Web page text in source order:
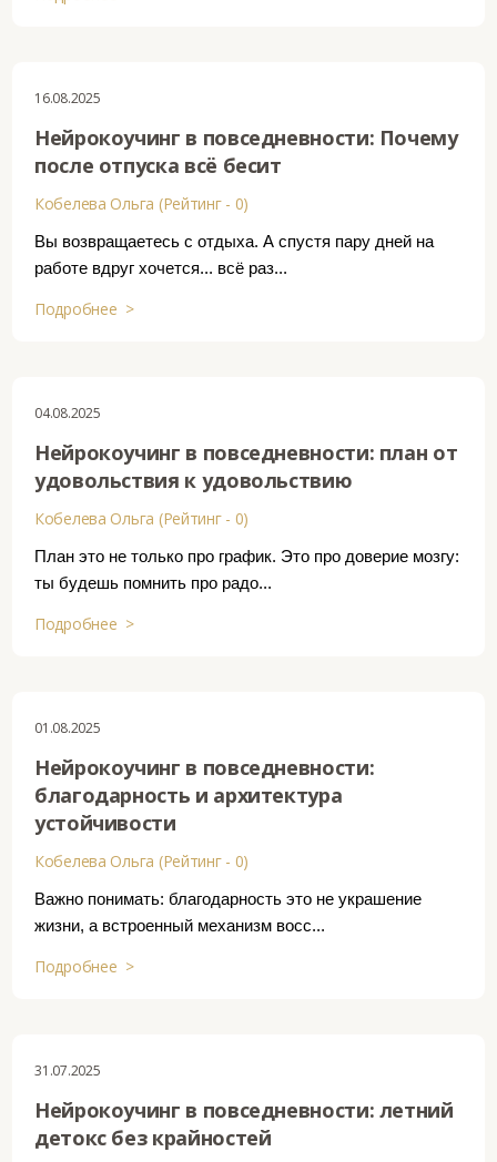
16.08.2025
Нейрокоучинг в повседневности: Почему
после отпуска всё бесит
Кобелева Ольга (Рейтинг - 0)
Вы возвращаетесь с отдыха. А спустя пару дней на
работе вдруг хочется... всё раз...
Подробнее >
04.08.2025
Нейрокоучинг в повседневности: план от
удовольствия к удовольствию
Кобелева Ольга (Рейтинг - 0)
План это не только про график. Это про доверие мозгу:
ты будешь помнить про радо...
Подробнее >
01.08.2025
Нейрокоучинг в повседневности:
благодарность и архитектура
устойчивости
Кобелева Ольга (Рейтинг - 0)
Важно понимать: благодарность это не украшение
жизни, а встроенный механизм восс...
Подробнее >
31.07.2025
Нейрокоучинг в повседневности: летний
детокс без крайностей